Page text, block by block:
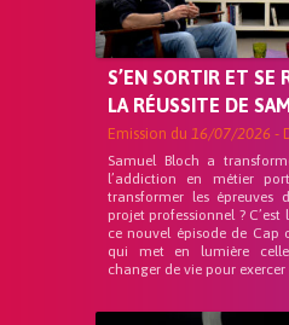
S’EN SORTIR ET SE
LA RÉUSSITE DE
Emission du 16/07/2026 -
Samuel Bloch a
l’addiction en métier
transformer les épreuves
projet professionnel ?
ce nouvel épisode de Cap
qui met en lumière
changer de vie pour